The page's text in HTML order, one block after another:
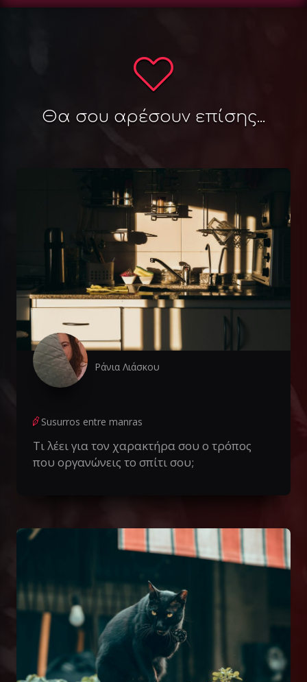
Θα σου αρέσουν επίσης...
Ράνια Λιάσκου
Susurros entre manras
Τι λέει για τον χαρακτήρα σου ο τρόπος
που οργανώνεις το σπίτι σου;